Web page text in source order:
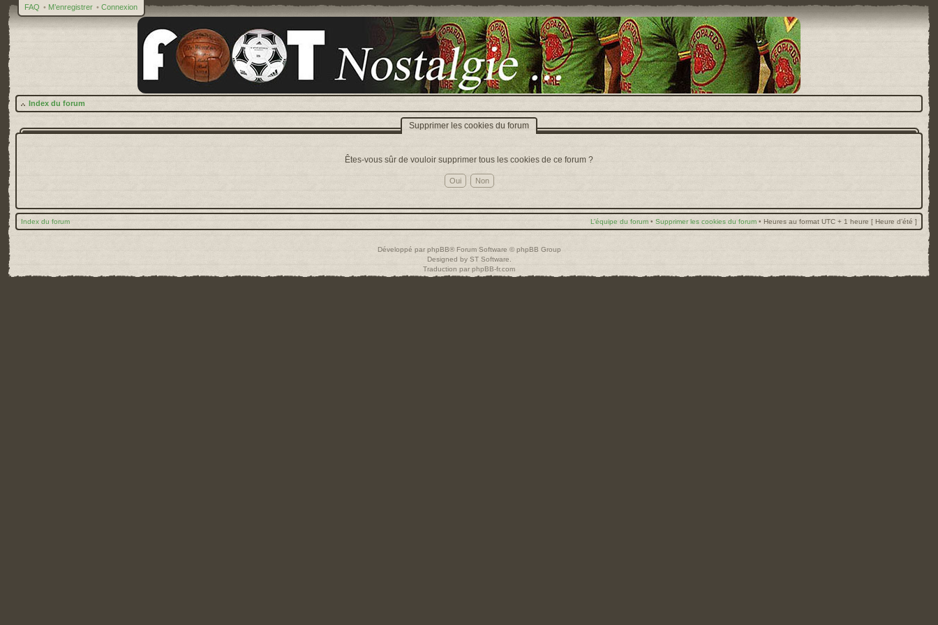
FAQ • M’enregistrer • Connexion
Index du forum
Supprimer les cookies du forum
Êtes-vous sûr de vouloir supprimer tous les cookies de ce forum ?
Index du forum L’équipe du forum • Supprimer les cookies du forum • Heures au format UTC + 1 heure [ Heure d’été ]
Développé par phpBB® Forum Software © phpBB Group
Designed by ST Software
Traduction par phpBB-fr.com